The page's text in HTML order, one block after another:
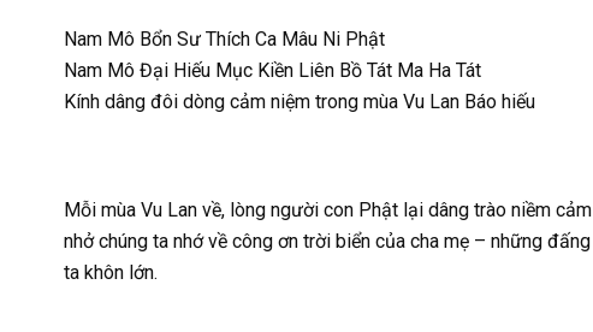
Nam Mô Bổn Sư Thích Ca Mâu Ni Phật
Nam Mô Đại Hiếu Mục Kiền Liên Bồ Tát Ma Ha Tát
Kính dâng đôi dòng cảm niệm trong mùa Vu Lan Báo hiếu
Mỗi mùa Vu Lan về, lòng người con Phật lại dâng trào niềm
nhở chúng ta nhớ về công ơn trời biển của cha mẹ – những
ta khôn lớn.